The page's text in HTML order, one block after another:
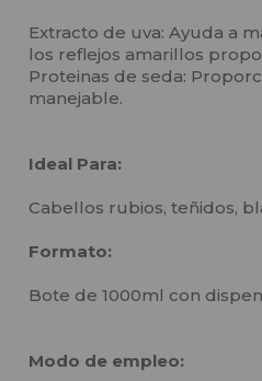
Extracto de uva: Ayuda a
los reflejos amarillos
Proteinas de seda:
manejable.
Ideal Para:
Cabellos rubios, teñidos,
Formato:
Bote de 1000ml con
Modo de empleo: